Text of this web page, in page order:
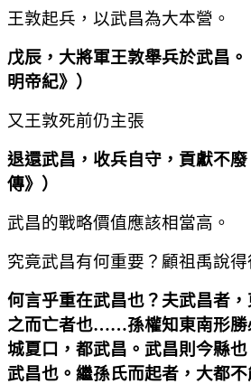
王敦起兵，以武昌為大本營。
戊辰，大將軍王敦舉兵於武昌。
明帝紀》 ）
又王敦死前仍主張
退還武昌，收兵自守，貢獻不廢
傳》 ）
武昌的戰略價值應該相當高。
究竟武昌有何重要？顧祖禹說得
何言乎重在武昌也？夫武昌者
之而亡者也……孫權知東南形
城夏口，都武昌。武昌則今縣
武昌也。繼孫氏而起者，大都不